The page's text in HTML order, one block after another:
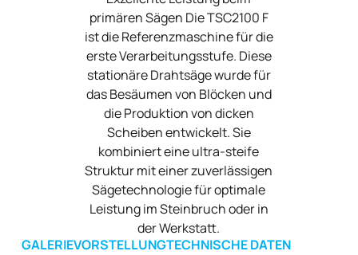
primären Sägen Die TSC2100 F
ist die Referenzmaschine für die
erste Verarbeitungsstufe. Diese
stationäre Drahtsäge wurde für
das Besäumen von Blöcken und
die Produktion von dicken
Scheiben entwickelt. Sie
kombiniert eine ultra-steife
Struktur mit einer zuverlässigen
Sägetechnologie für optimale
Leistung im Steinbruch oder in
der Werkstatt.
GALERIEVORSTELLUNGTECHNISCHE DATEN